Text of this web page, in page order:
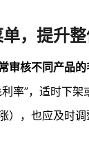
，提升整
审核不同产品
率”，适时下架
），也应及时